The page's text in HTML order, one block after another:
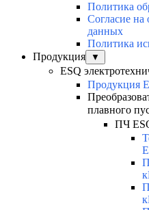
Политика
Согласие на
данных
Политика
Продукция
▼
ESQ
Продукция
плавного
ПЧ